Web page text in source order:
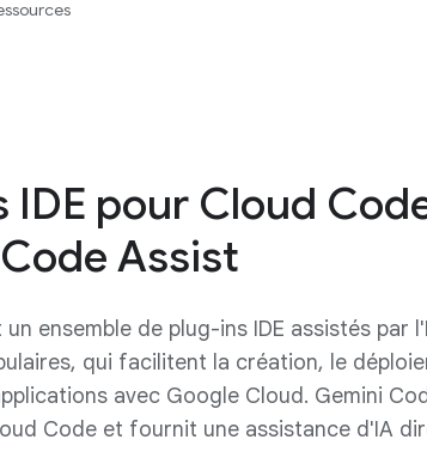
IDE pour Cloud
Assist
ensemble de plug-ins IDE assistés par
qui facilitent la création, le
avec Google Cloud. Gemini
Code et fournit une assistance d'IA